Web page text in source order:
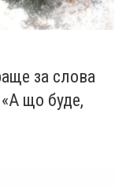
за слова
що буде,